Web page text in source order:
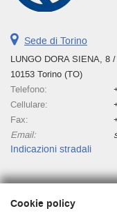
Sede di Torino
LUNGO DORA SIENA, 8
10153 Torino (TO)
Telefono:
Cellulare:
Fax:
Email:
Indicazioni stradali
Dati fiscali:
Cookie policy